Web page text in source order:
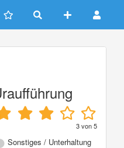
3von5
Sonstiges / Unterhaltung